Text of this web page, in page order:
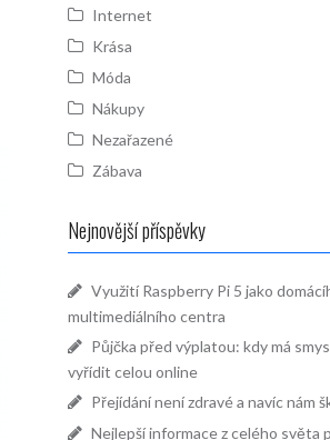
Internet
Krása
Móda
Nákupy
Nezařazené
Zábava
Nejnovější příspěvky
Využití Raspberry Pi 5 jako
multimediálního centra
Půjčka před výplatou: kdy má
vyřídit celou online
Přejídání není zdravé a navíc nám
Nejlepší informace z celého světa